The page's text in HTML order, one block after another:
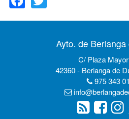
Ayto. de
C/ Plaza Mayor
42360 - Berlanga de
975 343